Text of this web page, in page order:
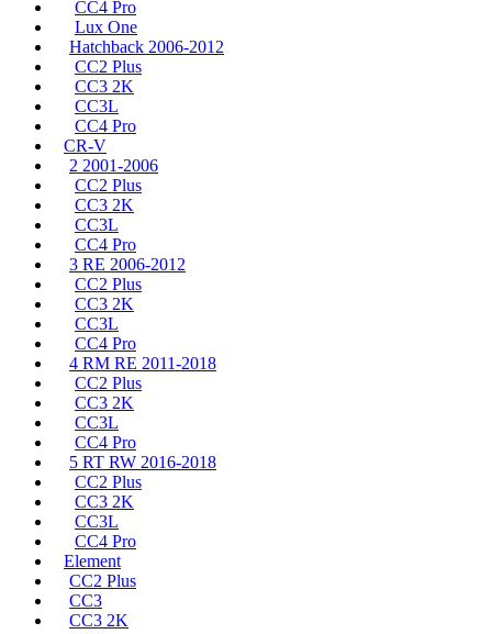
CC4 Pro
Lux One
Hatchback 2006-2012
CC2 Plus
CC3 2K
CC3L
CC4 Pro
CR-V
2 2001-2006
CC2 Plus
CC3 2K
CC3L
CC4 Pro
3 RE 2006-2012
CC2 Plus
CC3 2K
CC3L
CC4 Pro
4 RM RE 2011-2018
CC2 Plus
CC3 2K
CC3L
CC4 Pro
5 RT RW 2016-2018
CC2 Plus
CC3 2K
CC3L
CC4 Pro
Element
CC2 Plus
CC3
CC3 2K